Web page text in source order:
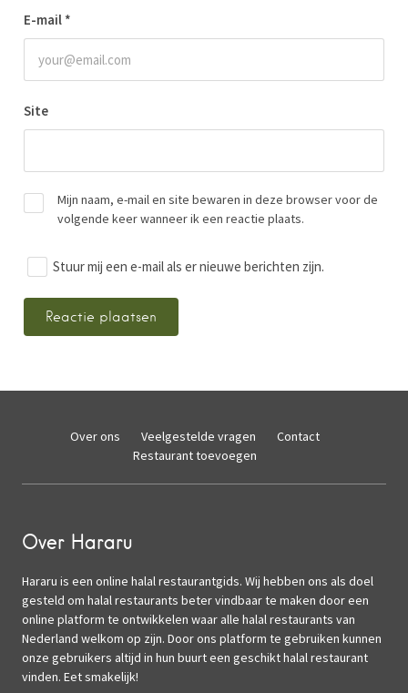
E-mail *
Site
Mijn naam, e-mail en site bewaren in deze browser voor de
volgende keer wanneer ik een reactie plaats.
Stuur mij een e-mail als er nieuwe berichten zijn.
Over ons Veelgestelde vragen
Contact
Restaurant toevoegen
Over Hararu
Hararu is een online halal restaurantgids. Wij hebben ons als doel
gesteld om halal restaurants beter vindbaar te maken door een
online platform te ontwikkelen waar alle halal restaurants van
Nederland welkom op zijn. Door ons platform te gebruiken kunnen
onze gebruikers altijd in hun buurt een geschikt halal restaurant
vinden. Eet smakelijk!